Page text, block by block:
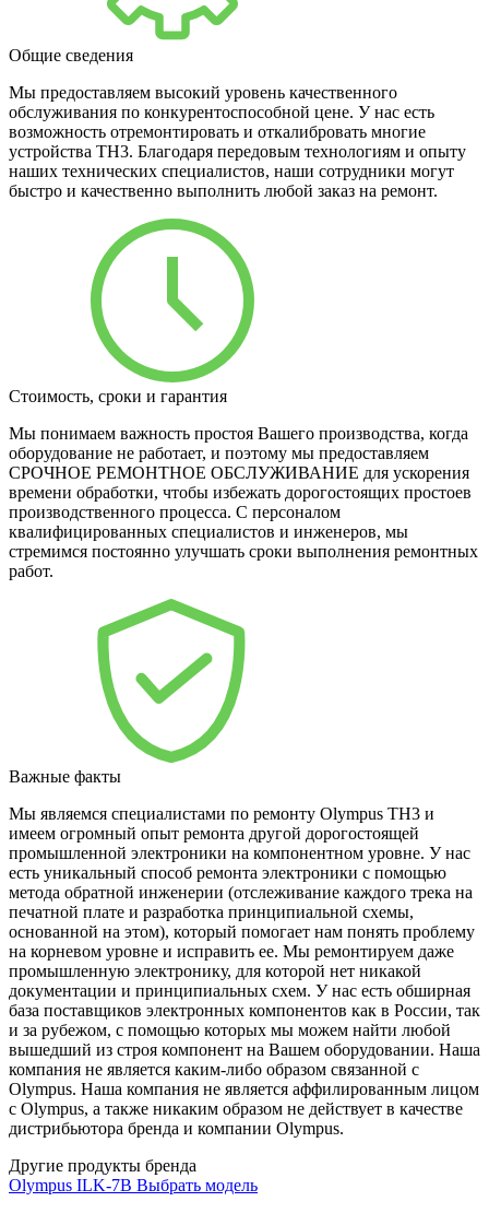
Общие сведения
Мы предоставляем высокий уровень качественного
обслуживания по конкурентоспособной цене. У нас есть
возможность отремонтировать и откалибровать многие
устройства TH3. Благодаря передовым технологиям и опыту
наших технических специалистов, наши сотрудники могут
быстро и качественно выполнить любой заказ на ремонт.
Стоимость, сроки и гарантия
Мы понимаем важность простоя Вашего производства, когда
оборудование не работает, и поэтому мы предоставляем
СРОЧНОЕ РЕМОНТНОЕ ОБСЛУЖИВАНИЕ для ускорения
времени обработки, чтобы избежать дорогостоящих простоев
производственного процесса. С персоналом
квалифицированных специалистов и инженеров, мы
стремимся постоянно улучшать сроки выполнения ремонтных
работ.
Важные факты
Мы являемся специалистами по ремонту Olympus TH3 и
имеем огромный опыт ремонта другой дорогостоящей
промышленной электроники на компонентном уровне. У нас
есть уникальный способ ремонта электроники с помощью
метода обратной инженерии (отслеживание каждого трека на
печатной плате и разработка принципиальной схемы,
основанной на этом), который помогает нам понять проблему
на корневом уровне и исправить ее. Мы ремонтируем даже
промышленную электронику, для которой нет никакой
документации и принципиальных схем. У нас есть обширная
база поставщиков электронных компонентов как в России, так
и за рубежом, с помощью которых мы можем найти любой
вышедший из строя компонент на Вашем оборудовании. Наша
компания не является каким-либо образом связанной с
Olympus. Наша компания не является аффилированным лицом
с Olympus, а также никаким образом не действует в качестве
дистрибьютора бренда и компании Olympus.
Другие продукты бренда
Olympus ILK-7B Выбрать модель